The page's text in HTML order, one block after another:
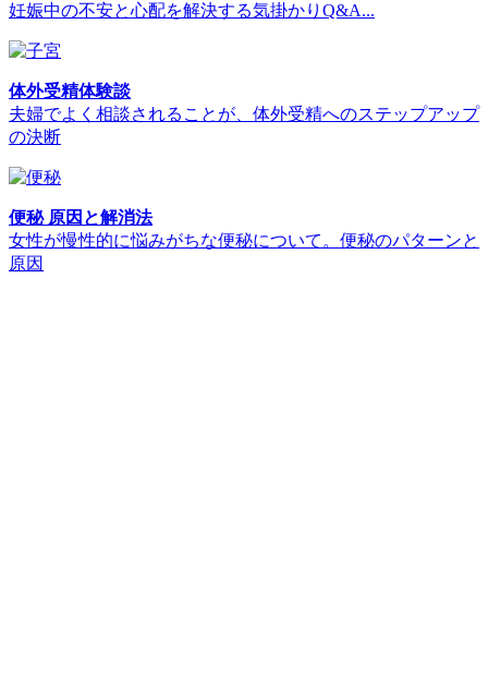
妊娠中の不安と心配を解決する気掛かりQ&A...
体外受精体験談
夫婦でよく相談されることが、体外受精へのステップアップ
の決断
便秘 原因と解消法
女性が慢性的に悩みがちな便秘について。便秘のパターンと
原因